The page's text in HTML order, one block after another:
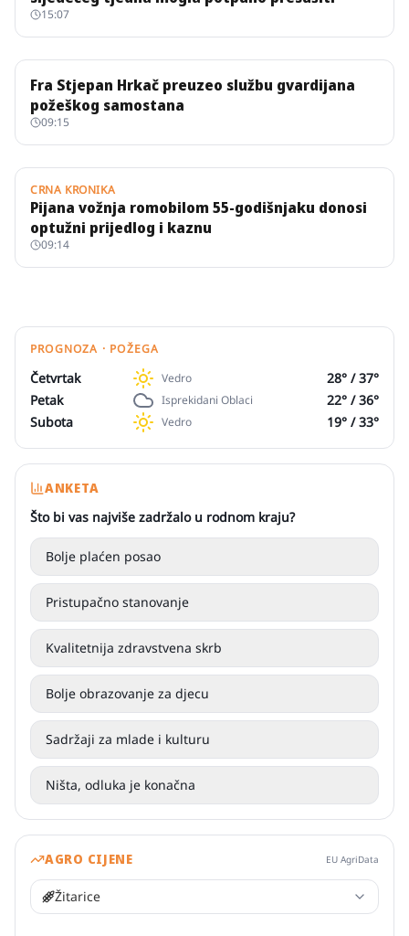
15:07
Fra Stjepan Hrkač preuzeo službu gvardijana
požeškog samostana
09:15
CRNA KRONIKA
Pijana vožnja romobilom 55-godišnjaku donosi
optužni prijedlog i kaznu
09:14
PROGNOZA · POŽEGA
Četvrtak Vedro 28° /37°
Petak
Isprekidani Oblaci 22° /36°
Subota
Vedro 19° /33°
ANKETA
Što bi vas najviše zadržalo u rodnom kraju?
Bolje plaćen posao
Pristupačno stanovanje
Kvalitetnija zdravstvena skrb
Bolje obrazovanje za djecu
Sadržaji za mlade i kulturu
Ništa, odluka je konačna
AGRO CIJENE EU AgriData
Žitarice